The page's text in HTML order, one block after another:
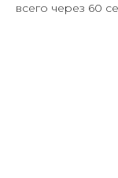
всего через 60